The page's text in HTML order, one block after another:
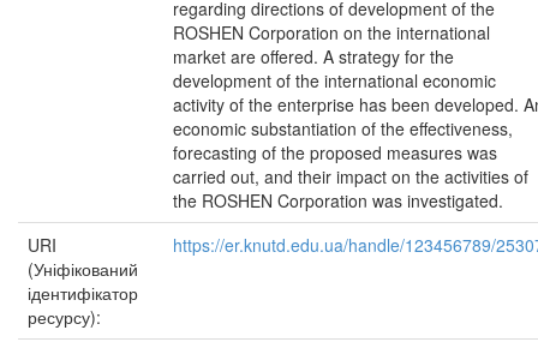
regarding directions of development of the
ROSHEN Corporation on the international
market are offered. A strategy for the
development of the international economic
activity of the enterprise has been developed.
economic substantiation of the effectiveness,
forecasting of the proposed measures was
carried out, and their impact on the activities of
the ROSHEN Corporation was investigated.
URI
(Уніфікований
ідентифікатор
ресурсу):
https://er.knutd.edu.ua/handle/123456789/